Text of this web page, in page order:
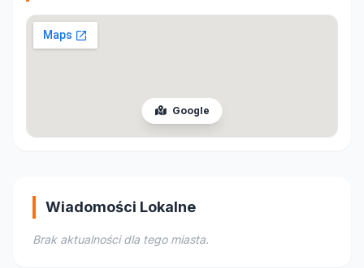
Google
Wiadomości Lokalne
Brak aktualności dla tego miasta.